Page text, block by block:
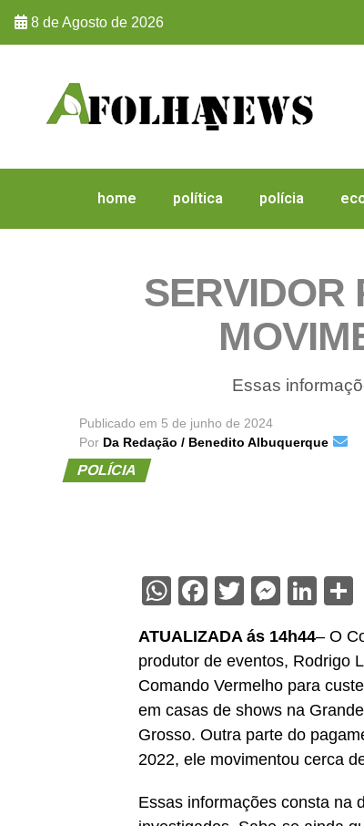
8 de Agosto de 2026
home política polícia
SERVIDOR
Essas
Publicado em 5 de junho de 2024
Por Da Redação / Benedito Albuquerque
POLÍCIA
WhatsApp
Facebook
Twitter
ATUALIZADA ás 14h44– O
produtor de eventos, Rodrigo
Comando Vermelho para
em casas de shows na
Grosso. Outra parte do
2022, ele movimentou cerca
Essas informações consta na